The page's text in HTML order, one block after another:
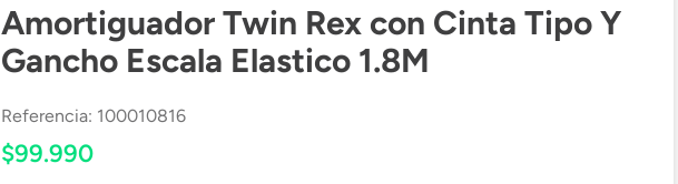
Amortiguador Twin Rex con Cinta Tipo Y
Gancho Escala Elastico 1.8M
Referencia: 100010816
$99.990